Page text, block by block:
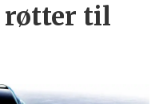
røtter til